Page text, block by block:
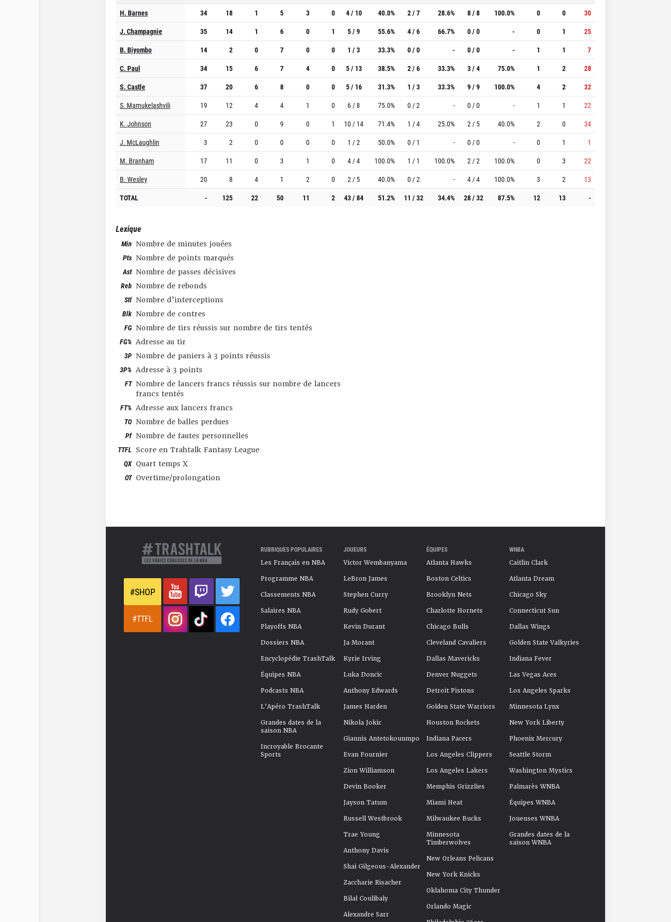
H. Barnes 34 18 1 5 3 0 4 / 10 40.0% 2 / 7 28.6% 8 / 8 100.0% 0 0
30
J. Champagnie
35 14 1 6 0 1 5 / 9 55.6% 4 / 6 66.7% 0 / 0 - 0 1
25
B. Biyombo
14 2 0 7 0 0 1 / 3 33.3% 0 / 0 - 0 / 0 - 1 1
7
C. Paul
34 15 6 7 4 0 5 / 13 38.5% 2 / 6 33.3% 3 / 4 75.0% 1 2
28
S. Castle
37 20 6 8 0 0 5 / 16 31.3% 1 / 3 33.3% 9 / 9 100.0% 4 2
32
S. Mamukelashvili
19 12 4 4 1 0 6 / 8 75.0% 0 / 2 - 0 / 0 - 1 1
22
K. Johnson
27 23 0 9 0 1 10 / 14 71.4% 1 / 4 25.0% 2 / 5 40.0% 2 0
34
J. McLaughlin
3 2 0 0 0 0 1 / 2 50.0% 0 / 1 - 0 / 0 - 0 1
1
M. Branham
17 11 0 3 1 0 4 / 4 100.0% 1 / 1 100.0% 2 / 2 100.0% 0 3
22
B. Wesley
20 8 4 1 2 0 2 / 5 40.0% 0 / 2 - 4 / 4 100.0% 3 2
13
TOTAL
- 125 22 50 11 2 43 / 84 51.2% 11 / 32 34.4% 28 / 32 87.5% 12 13 -
Lexique
Min Nombre de minutes jouées
Pts Nombre de points marqués
Ast Nombre de passes décisives
Reb Nombre de rebonds
Stl Nombre d’interceptions
Blk Nombre de contres
FG Nombre de tirs réussis sur nombre de tirs tentés
FG% Adresse au tir
3P Nombre de paniers à 3 points réussis
3P% Adresse à 3 points
FT Nombre de lancers francs réussis sur nombre de lancers
francs tentés
FT% Adresse aux lancers francs
TO Nombre de balles perdues
Pf Nombre de fautes personnelles
TTFL Score en Trahtalk Fantasy League
QX Quart temps X
OT Overtime/prolongation
#SHOP
#TTFL
RUBRIQUES POPULAIRES
Les Français en NBA
Programme NBA
Classements NBA
Salaires NBA
Playoffs NBA
Dossiers NBA
Encyclopédie TrashTalk
Équipes NBA
Podcasts NBA
L'Apéro TrashTalk
Grandes dates de la
saison NBA
Incroyable Brocante
Sports
JOUEURS
Victor Wembanyama
LeBron James
Stephen Curry
Rudy Gobert
Kevin Durant
Ja Morant
Kyrie Irving
Luka Doncic
Anthony Edwards
James Harden
Nikola Jokic
Giannis Antetokounmpo
Evan Fournier
Zion Williamson
Devin Booker
Jayson Tatum
Russell Westbrook
Trae Young
Anthony Davis
Shai Gilgeous-Alexander
Zaccharie Risacher
Bilal Coulibaly
Alexandre Sarr
ÉQUIPES
Atlanta Hawks
Boston Celtics
Brooklyn Nets
Charlotte Hornets
Chicago Bulls
Cleveland Cavaliers
Dallas Mavericks
Denver Nuggets
Detroit Pistons
Golden State Warriors
Houston Rockets
Indiana Pacers
Los Angeles Clippers
Los Angeles Lakers
Memphis Grizzlies
Miami Heat
Milwaukee Bucks
Minnesota
Timberwolves
New Orleans Pelicans
New York Knicks
Oklahoma City Thunder
Orlando Magic
WNBA
Caitlin Clark
Atlanta Dream
Chicago Sky
Connecticut Sun
Dallas Wings
Golden State Valkyries
Indiana Fever
Las Vegas Aces
Los Angeles Sparks
Minnesota Lynx
New York Liberty
Phoenix Mercury
Seattle Storm
Washington Mystics
Palmarès WNBA
Équipes WNBA
Joueuses WNBA
Grandes dates de la
saison WNBA